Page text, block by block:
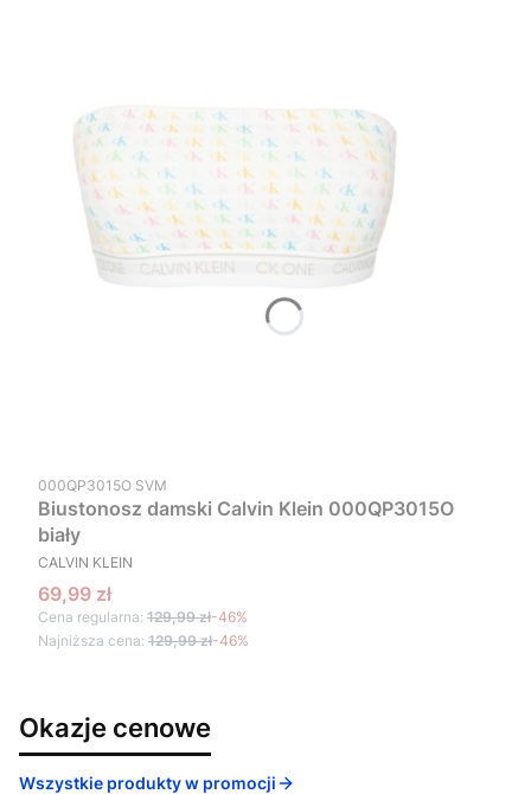
Kod produktu
000QP3015O SVM
Biustonosz damski Calvin Klein 000QP3015O
biały
PRODUCENT
CALVIN KLEIN
Cena promocyjna
69,99 zł
Cena regularna: 129,99 zł-46%
Najniższa cena: 129,99 zł-46%
Okazje cenowe
Wszystkie produkty w promocji